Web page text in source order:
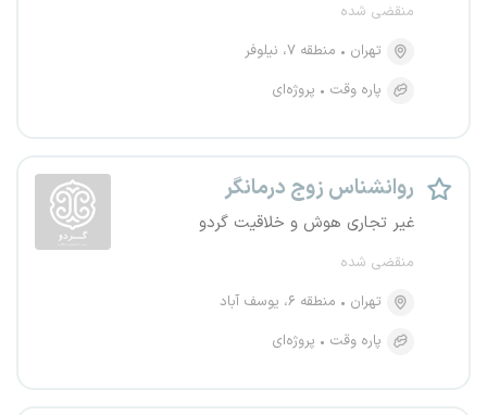
منقضی شده
تهران
منطقه ۷، نیلوفر
پاره وقت
پروژه‌ای
روانشناس زوج درمانگر
غیر تجاری هوش و خلاقیت گردو
منقضی شده
تهران
منطقه ۶، یوسف آباد
پاره وقت
پروژه‌ای